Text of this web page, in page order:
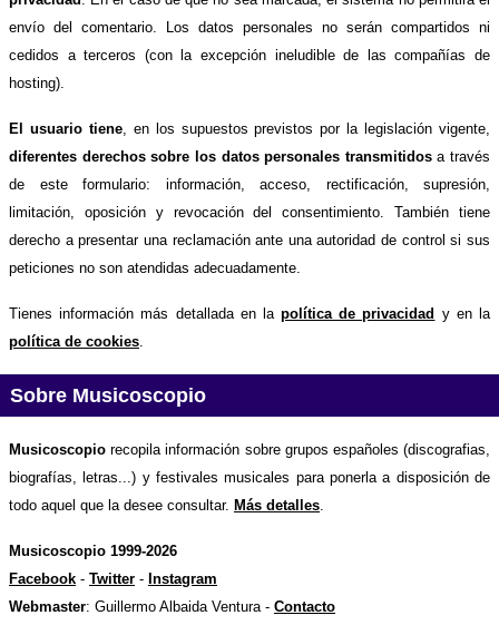
envío del comentario. Los datos personales no serán compartidos ni
cedidos a terceros (con la excepción ineludible de las compañías de
hosting).
El usuario tiene, en los supuestos previstos por la legislación vigente,
diferentes derechos sobre los datos personales transmitidosa través
de este formulario: información, acceso, rectificación, supresión,
limitación, oposición y revocación del consentimiento. También tiene
derecho a presentar una reclamación ante una autoridad de control si sus
peticiones no son atendidas adecuadamente.
Tienes información más detallada en lapolítica de privacidad y en la
política de cookies
Sobre Musicoscopio
Musicoscopio recopila información sobre grupos españoles (discografias,
biografías, letras...) y festivales musicales para ponerla a disposición de
todo aquel que la desee consultar. Más detalles.
Musicoscopio 1999-2026
Facebook - Twitter - Instagram
Webmaster: Guillermo Albaida Ventura - Contacto